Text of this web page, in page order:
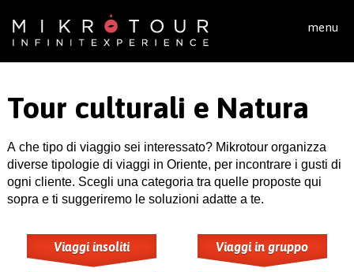
menu
Tour culturali e Natura
A che tipo di viaggio sei interessato? Mikrotour organizza
diverse tipologie di viaggi in Oriente, per incontrare i gusti di
ogni cliente. Scegli una categoria tra quelle proposte qui
sopra e ti suggeriremo le soluzioni adatte a te.
Viaggi insoliti Viaggi in gruppo